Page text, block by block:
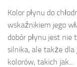
Kolor płynu do
wskaźnikiem jego
dobór płynu jest
silnika, ale także dla
kolorów, takich jak...